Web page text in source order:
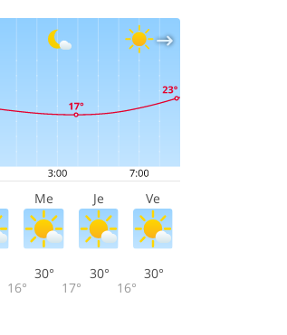
Me Je Ve
16°
30°
17°
30°
16°
30°